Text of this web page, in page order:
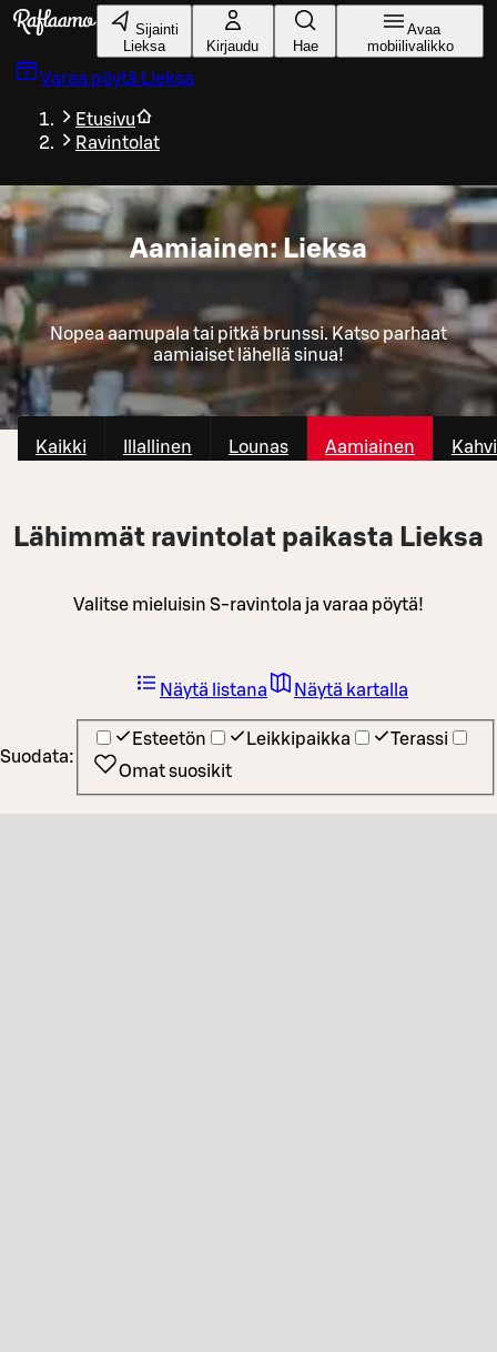
Siirry pääsisältöön
Sijainti
Lieksa
Kirjaudu Hae
Avaa
mobiilivalikko
Varaa pöytä Lieksa
Etusivu
Ravintolat
Aamiainen: Lieksa
Nopea aamupala tai pitkä brunssi. Katso parhaat
aamiaiset lähellä sinua!
Kaikki Illallinen Lounas Aamiainen
Lähimmät ravintolat paikasta Lieksa
Valitse mieluisin S-ravintola ja varaa pöytä!
Suodata:
Esteetön Leikkipaikka
Terassi
Omat suosikit
Näytä listana Näytä kartalla